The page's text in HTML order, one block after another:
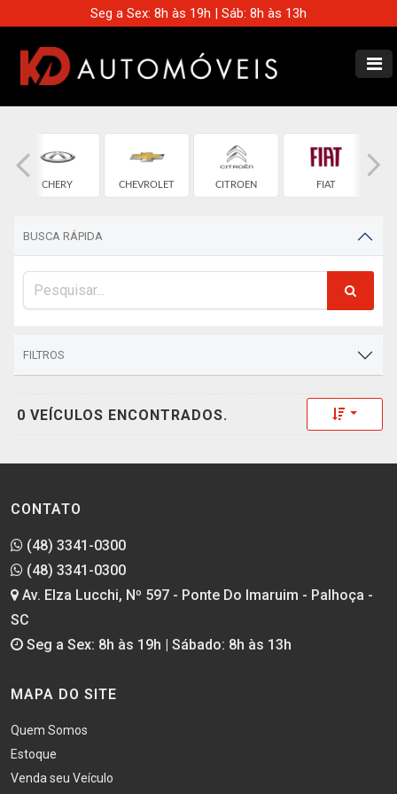
Seg a Sex: 8h às 19h | Sáb: 8h às 13h
CHERY CHEVROLET CITROEN FIAT
BUSCA RÁPIDA
FILTROS
0 VEÍCULOS ENCONTRADOS. Toggle
CONTATO
(48) 3341-0300
(48) 3341-0300
Av. Elza Lucchi, Nº 597 - Ponte Do Imaruim - Palhoça -
SC
Seg a Sex: 8h às 19h | Sábado: 8h às 13h
MAPA DO SITE
Quem Somos
Estoque
Venda seu Veículo